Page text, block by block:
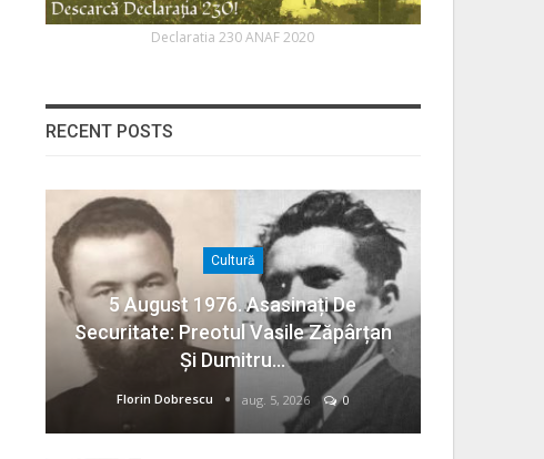
Declaratia 230 ANAF 2020
RECENT POSTS
Cultură
5 August 1976. Asasinați De
Securitate: Preotul Vasile Zăpârțan
Și Dumitru…
Florin Dobrescu aug. 5, 2026 0